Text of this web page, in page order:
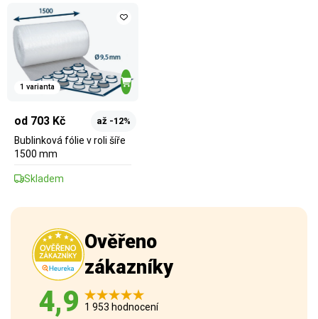
1 varianta
od 703 Kč až -12%
Bublinková fólie v roli šíře
1500 mm
Skladem
Ověřeno
zákazníky
4,9 1 953 hodnocení